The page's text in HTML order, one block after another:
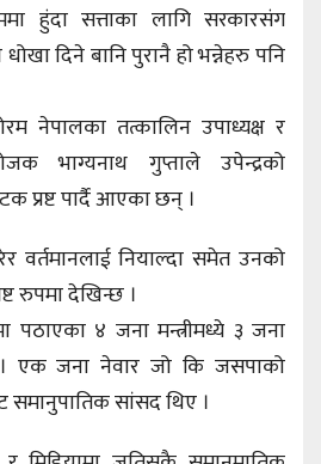
हुंदा सत्ताका लागि सरकारसंग
दिने बानि पुरानै हो भन्नेहरु पनि
नेपालका तत्कालिन उपाध्यक्ष र
भाग्यनाथ गुप्ताले उपेन्द्रको
प्रष्ट पार्दै आएका छन् ।
वर्तमानलाई नियाल्दा समेत उनको
रुपमा देखिन्छ ।
पठाएका ४ जना मन्त्रीमध्ये ३ जना
एक जना नेवार जो कि जसपाको
समानुपातिक सांसद थिए ।